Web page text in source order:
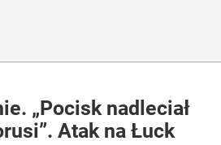
„Pocisk nadleciał
Atak na Łuck